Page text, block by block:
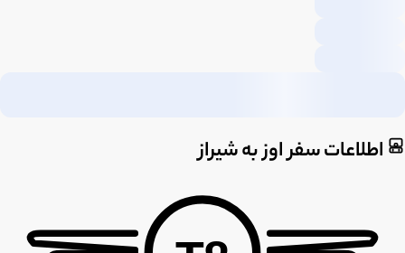
اطلاعات سفر اوز به شیراز